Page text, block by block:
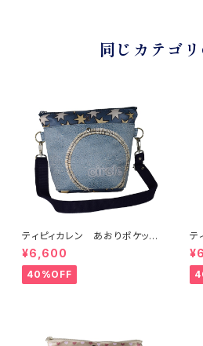
同じカテゴ
ティピィカレン あおりポケット
サークルショルダーバッグ
¥6,600
40%OFF
テ
ス